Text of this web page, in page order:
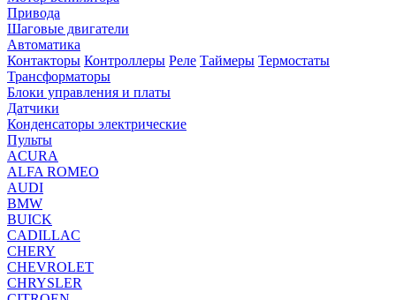
Привода
Шаговые двигатели
Автоматика
Контакторы Контроллеры Реле Таймеры Термостаты
Трансформаторы
Блоки управления и платы
Датчики
Конденсаторы электрические
Пульты
ACURA
ALFA ROMEO
AUDI
BMW
BUICK
CADILLAC
CHERY
CHEVROLET
CHRYSLER